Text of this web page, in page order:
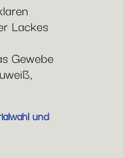
Lackes
Gewebe
und